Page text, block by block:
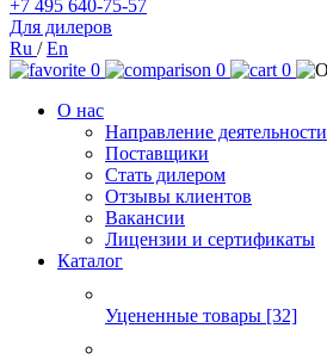
+7 495 640-75-57
Для дилеров
Ru /En
0
0
0
О нас
Направление деятельности
Поставщики
Стать дилером
Отзывы клиентов
Вакансии
Лицензии и сертификаты
Каталог
Уцененные товары [32]